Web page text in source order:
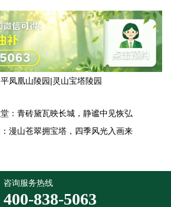
凤凰山陵园|灵山宝塔陵园
：青砖黛瓦映长城，静谧中见恢弘
漫山苍翠拥宝塔，四季风光入画来
咨询服务热线
400-838-5063